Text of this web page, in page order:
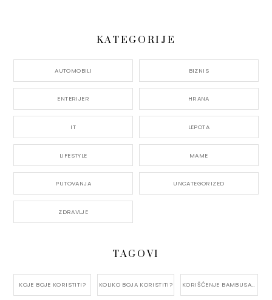
KATEGORIJE
AUTOMOBILI BIZNIS
ENTERIJER HRANA
IT LEPOTA
LIFESTYLE MAME
PUTOVANJA UNCATEGORIZED
ZDRAVLJE
TAGOVI
KOJE BOJE KORISTITI? KOLIKO BOJA KORISTITI? KORIŠĆENJE BAMBUSA U KUĆI